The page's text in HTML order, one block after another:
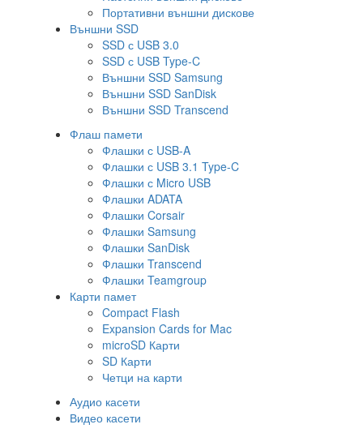
Портативни външни дискове
Външни SSD
SSD с USB 3.0
SSD с USB Type-C
Външни SSD Samsung
Външни SSD SanDisk
Външни SSD Transcend
Флаш памети
Флашки с USB-A
Флашки с USB 3.1 Type-C
Флашки с Micro USB
Флашки ADATA
Флашки Corsair
Флашки Samsung
Флашки SanDisk
Флашки Transcend
Флашки Teamgroup
Карти памет
Compact Flash
Expansion Cards for Mac
microSD Карти
SD Карти
Четци на карти
Аудио касети
Видео касети